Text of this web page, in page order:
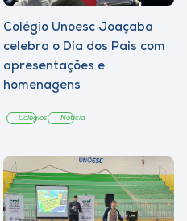
Colégio Unoesc Joaçaba
celebra o Dia dos Pais com
apresentações e
homenagens
Colégios Notícia